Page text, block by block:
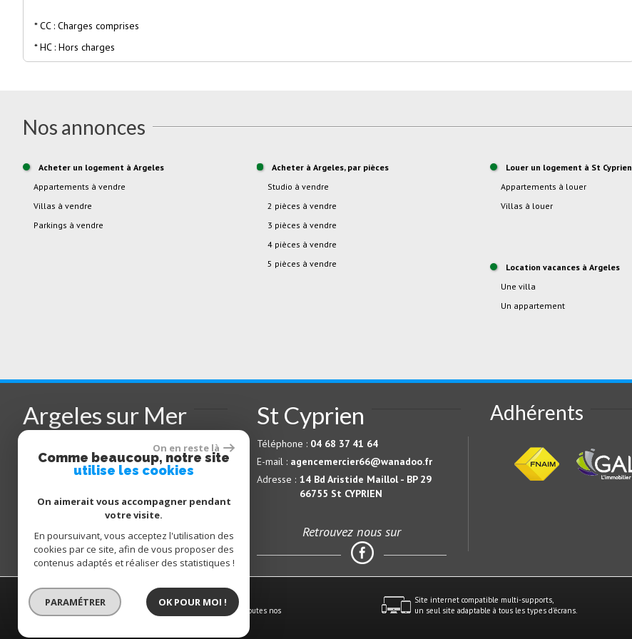
* CC : Charges comprises
* HC : Hors charges
Nos annonces
Acheter un logement à Argeles
Appartements à vendre
Villas à vendre
Parkings à vendre
Acheter à Argeles, par pièces
studio à vendre
2 pièces à vendre
3 pièces à vendre
4 pièces à vendre
5 pièces à vendre
Louer un logement à St Cyprien
Appartements à louer
Villas à louer
location vacances à Argeles
Une villa
Un appartement
Argeles sur Mer
E-mail :info@patios-massane.com
avenue du Tech – BP 26
Retrouvez nous sur
St Cyprien
Téléphone : 04 68 37 41 64
E-mail : agencemercier66@wanadoo.fr
Adresse : 14 Bd Aristide Maillol - BP 29
66755 St CYPRIEN
Retrouvez nous sur
Adhérents
© 2026 | Tous droits réservés | Traduction powered by Google
Plan du site
Mentions légales Nos honoraires Admin
Toutes nos
Site internet compatible multi-supports,
un seul site adaptable à tous les types d'écrans.
On en reste là
Comme beaucoup, notre site
utilise les cookies
On aimerait vous accompagner pendant
votre visite.
En poursuivant, vous acceptez l'utilisation des
cookies par ce site, afin de vous proposer des
contenus adaptés et réaliser des statistiques !
PARAMÉTRER OK POUR MOI !